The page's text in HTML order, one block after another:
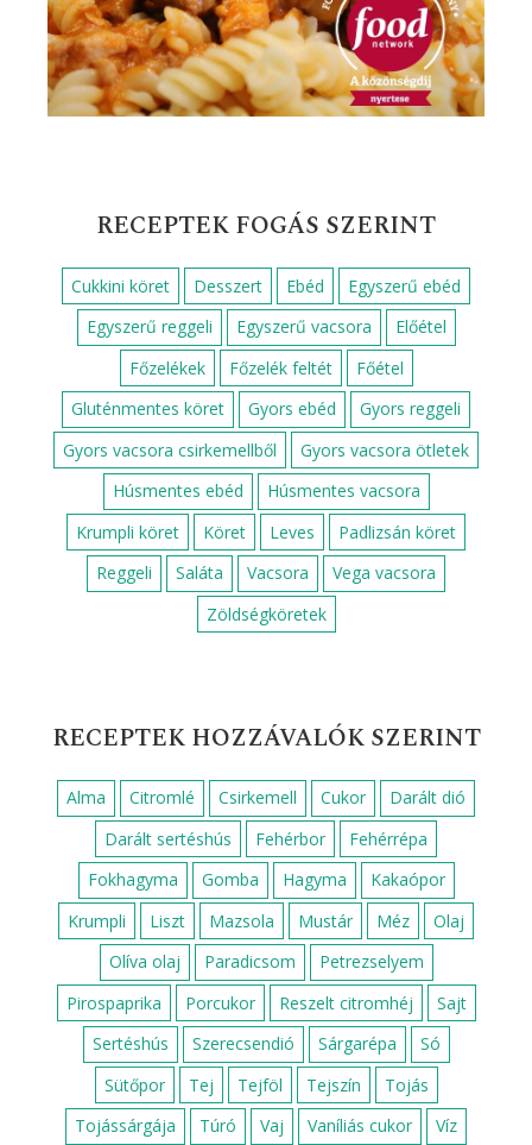
RECEPTEK FOGÁS SZERINT
Cukkini köret Desszert Ebéd
Egyszerű ebéd
Egyszerű reggeli
Egyszerű vacsora
Előétel
Főzelékek
Főzelék feltét
Főétel
Gluténmentes köret
Gyors ebéd
Gyors reggeli
Gyors vacsora csirkemellből
Gyors vacsora ötletek
Húsmentes ebéd
Húsmentes vacsora
Krumpli köret
Köret Leves
Padlizsán köret
Reggeli
Saláta Vacsora
Vega vacsora
Zöldségköretek
RECEPTEK HOZZÁVALÓK SZERINT
Alma Citromlé Csirkemell Cukor
Darált dió
Darált sertéshús
Fehérbor
Fehérrépa
Fokhagyma
Gomba Hagyma
Kakaópor
Krumpli
Liszt Mazsola Mustár Méz
Olaj
Olíva olaj
Paradicsom
Petrezselyem
Pirospaprika
Porcukor Reszelt citromhéj
Sajt
Sertéshús
Szerecsendió Sárgarépa
Só
Sütőpor
Tej Tejföl Tejszín
Tojás
Tojássárgája
Túró Vaj Vaníliás cukor Víz